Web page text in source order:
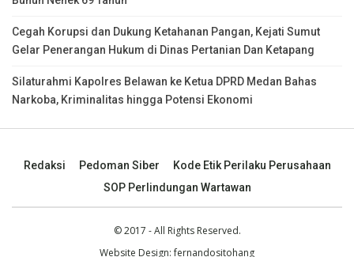
Cegah Korupsi dan Dukung Ketahanan Pangan, Kejati Sumut
Gelar Penerangan Hukum di Dinas Pertanian Dan Ketapang
Silaturahmi Kapolres Belawan ke Ketua DPRD Medan Bahas
Narkoba, Kriminalitas hingga Potensi Ekonomi
Redaksi Pedoman Siber
Kode Etik Perilaku Perusahaan
SOP Perlindungan Wartawan
© 2017 - All Rights Reserved.
Website Design:fernandositohang